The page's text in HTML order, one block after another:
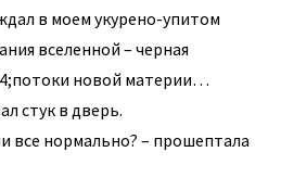
в моем укурено-упитом
вселенной – черная
новой материи…
стук в дверь.
все нормально? – прошептала